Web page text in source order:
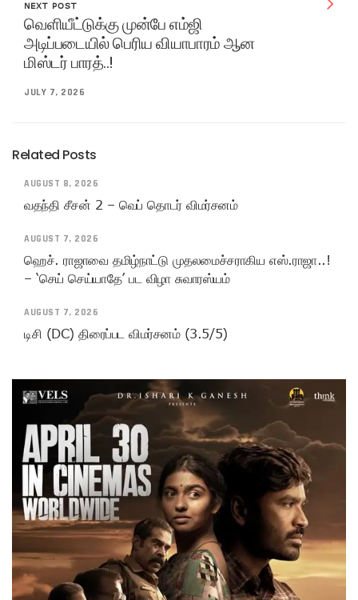
NEXT POST
வெளியீட்டுக்கு முன்பே எம்ஜி
அடிப்படையில் பெரிய வியாபாரம் ஆன
மிஸ்டர் பாரத்..!
JULY 7, 2026
Related Posts
AUGUST 8, 2026
வதந்தி சீசன் 2 – வெப் தொடர் விமர்சனம்
AUGUST 7, 2026
ஹெச். ராஜாவை தமிழ்நாட்டு முதலமைச்சராகிய எஸ்.ராஜா..!
– ‘செய் செய்யாதே’ பட விழா சுவாரஸ்யம்
AUGUST 7, 2026
டிசி (DC) திரைப்பட விமர்சனம் (3.5/5)